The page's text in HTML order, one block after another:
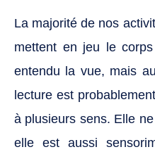
La majorité de nos
mettent en jeu le
entendu la vue, mais
lecture est
à plusieurs sens. Elle
elle est aussi